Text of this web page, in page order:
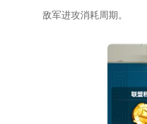
敌军进攻消耗周期。